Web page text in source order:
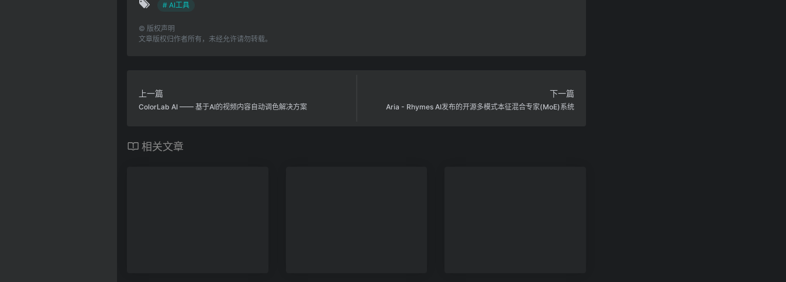
# AI工具
© 版权声明
文章版权归作者所有，未经允许请勿转载。
上一篇
ColorLab AI —— 基于AI的视频内容自动调色解决方案
下一篇
Aria - Rhymes AI发布的开源多模式本征混合专家(MoE)系统
相关文章